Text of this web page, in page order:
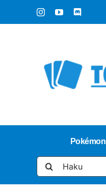
Pokémon
Etsi
...